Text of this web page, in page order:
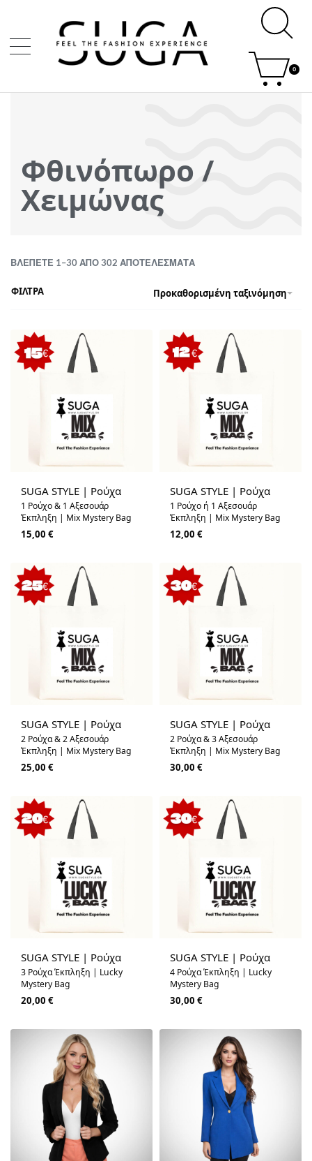
0
Φθινόπωρο /
Χειμώνας
ΒΛΈΠΕΤΕ 1–30 ΑΠΌ 302 ΑΠΟΤΕΛΈΣΜΑΤΑ
Προκαθορισμένη ταξινόμηση
ΦΙΛΤΡΑ
SUGA STYLE | Ρούχα
1 Ρούχο & 1 Αξεσουάρ
Έκπληξη | Mix Mystery Bag
15,00 €
SUGA STYLE | Ρούχα
1 Ρούχο ή 1 Αξεσουάρ
Έκπληξη | Mix Mystery Bag
12,00 €
SUGA STYLE | Ρούχα
2 Ρούχα & 2 Αξεσουάρ
Έκπληξη | Mix Mystery Bag
25,00 €
SUGA STYLE | Ρούχα
2 Ρούχα & 3 Αξεσουάρ
Έκπληξη | Mix Mystery Bag
30,00 €
SUGA STYLE | Ρούχα
3 Ρούχα Έκπληξη | Lucky
Mystery Bag
20,00 €
SUGA STYLE | Ρούχα
4 Ρούχα Έκπληξη | Lucky
Mystery Bag
30,00 €